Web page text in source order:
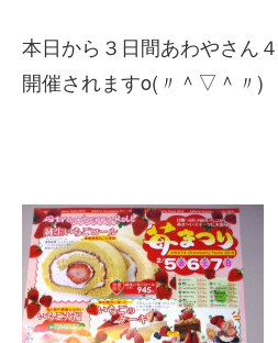
本日から３日間あわやさん
開催されますo(〃＾▽＾〃)